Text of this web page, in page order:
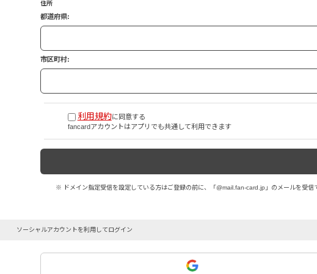
住所
都道府県:
市区町村:
利用規約に同意する
fancardアカウントはアプリでも共通して利用できます
※ ドメイン指定受信を設定している方はご登録の前に、「@mail.fan-card.jp」のメールを受信
ソーシャルアカウントを利用してログイン